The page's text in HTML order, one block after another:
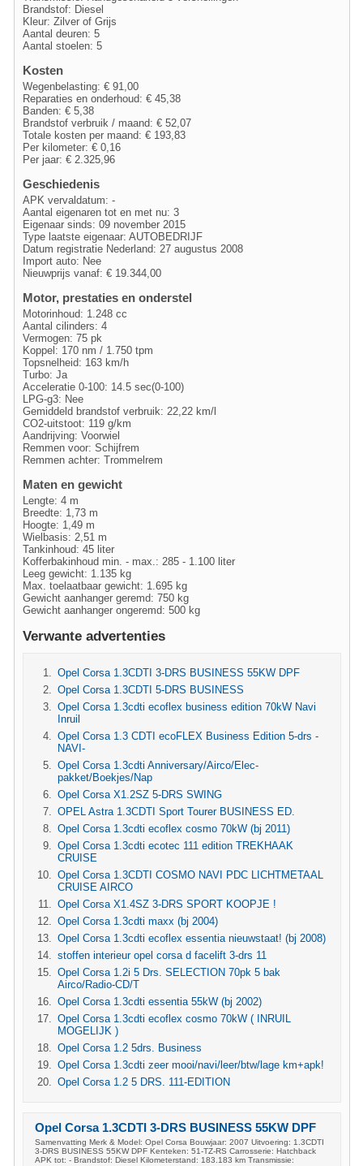
Brandstof: Diesel
Kleur: Zilver of Grijs
Aantal deuren: 5
Aantal stoelen: 5
Kosten
Wegenbelasting: € 91,00
Reparaties en onderhoud: € 45,38
Banden: € 5,38
Brandstof verbruik / maand: € 52,07
Totale kosten per maand: € 193,83
Per kilometer: € 0,16
Per jaar: € 2.325,96
Geschiedenis
APK vervaldatum: -
Aantal eigenaren tot en met nu: 3
Eigenaar sinds: 09 november 2015
Type laatste eigenaar: AUTOBEDRIJF
Datum registratie Nederland: 27 augustus 2008
Import auto: Nee
Nieuwprijs vanaf: € 19.344,00
Motor, prestaties en onderstel
Motorinhoud: 1.248 cc
Aantal cilinders: 4
Vermogen: 75 pk
Koppel: 170 nm / 1.750 tpm
Topsnelheid: 163 km/h
Turbo: Ja
Acceleratie 0-100: 14.5 sec(0-100)
LPG-g3: Nee
Gemiddeld brandstof verbruik: 22,22 km/l
CO2-uitstoot: 119 g/km
Aandrijving: Voorwiel
Remmen voor: Schijfrem
Remmen achter: Trommelrem
Maten en gewicht
Lengte: 4 m
Breedte: 1,73 m
Hoogte: 1,49 m
Wielbasis: 2,51 m
Tankinhoud: 45 liter
Kofferbakinhoud min. - max.: 285 - 1.100 liter
Leeg gewicht: 1.135 kg
Max. toelaatbaar gewicht: 1.695 kg
Gewicht aanhanger geremd: 750 kg
Gewicht aanhanger ongeremd: 500 kg
Verwante advertenties
Opel Corsa 1.3CDTI 3-DRS BUSINESS 55KW DPF
Opel Corsa 1.3CDTI 5-DRS BUSINESS
Opel Corsa 1.3cdti ecoflex business edition 70kW Navi
Inruil
Opel Corsa 1.3 CDTI ecoFLEX Business Edition 5-drs -
NAVI-
Opel Corsa 1.3cdti Anniversary/Airco/Elec-
pakket/Boekjes/Nap
Opel Corsa X1.2SZ 5-DRS SWING
OPEL Astra 1.3CDTI Sport Tourer BUSINESS ED.
Opel Corsa 1.3cdti ecoflex cosmo 70kW (bj 2011)
Opel Corsa 1.3cdti ecotec 111 edition TREKHAAK
CRUISE
Opel Corsa 1.3CDTI COSMO NAVI PDC LICHTMETAAL
CRUISE AIRCO
Opel Corsa X1.4SZ 3-DRS SPORT KOOPJE !
Opel Corsa 1.3cdti maxx (bj 2004)
Opel Corsa 1.3cdti ecoflex essentia nieuwstaat! (bj 2008)
stoffen interieur opel corsa d facelift 3-drs 11
Opel Corsa 1.2i 5 Drs. SELECTION 70pk 5 bak
Airco/Radio-CD/T
Opel Corsa 1.3cdti essentia 55kW (bj 2002)
Opel Corsa 1.3cdti ecoflex cosmo 70kW ( INRUIL
MOGELIJK )
Opel Corsa 1.2 5drs. Business
Opel Corsa 1.3cdti zeer mooi/navi/leer/btw/lage km+apk!
Opel Corsa 1.2 5 DRS. 111-EDITION
Opel Corsa 1.3CDTI 3-DRS BUSINESS 55KW DPF
Samenvatting Merk & Model: Opel Corsa Bouwjaar: 2007 Uitvoering: 1.3CDTI
3-DRS BUSINESS 55KW DPF Kenteken: 51-TZ-RS Carrosserie: Hatchback
APK tot: - Brandstof: Diesel Kilometerstand: 183.183 km Transmissie: